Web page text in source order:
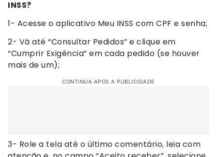
INSS?
1- Acesse o aplicativo Meu INSS com CPF e senha;
2- Vá até “Consultar Pedidos” e clique em
“Cumprir Exigência” em cada pedido (se houver
mais de um);
CONTINUA APÓS A PUBLICIDADE
3- Role a tela até o último comentário, leia com